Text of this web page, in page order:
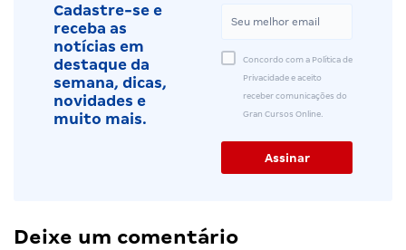
Cadastre-se e
receba as
notícias em
destaque da
semana, dicas,
novidades e
muito mais.
Concordo com a Política de
Privacidade e aceito
receber comunicações do
Gran Cursos Online.
Deixe um comentário